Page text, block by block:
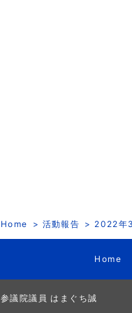
Home 活動報告 2022年
Home
参議院議員 はまぐち誠